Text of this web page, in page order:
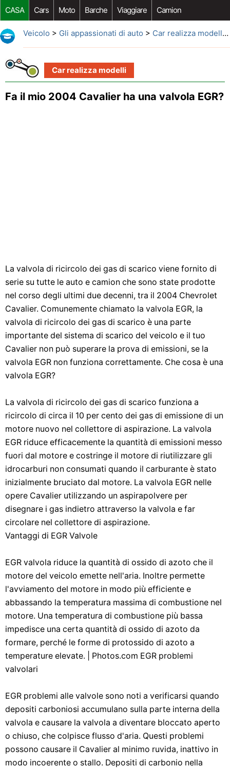
CASA Cars Moto Barche Viaggiare Camion
Riparazione Auto Acquisto Auto Car Opzioni Aftermarket
Veicolo > Gli appassionati di auto > Car realizza modelli
Car realizza modelli
Fa il mio 2004 Cavalier ha una valvola EGR?
La valvola di ricircolo dei gas di scarico viene fornito di
serie su tutte le auto e camion che sono state prodotte
nel corso degli ultimi due decenni, tra il 2004 Chevrolet
Cavalier. Comunemente chiamato la valvola EGR, la
valvola di ricircolo dei gas di scarico è una parte
importante del sistema di scarico del veicolo e il tuo
Cavalier non può superare la prova di emissioni, se la
valvola EGR non funziona correttamente. Che cosa è una
valvola EGR?
La valvola di ricircolo dei gas di scarico funziona a
ricircolo di circa il 10 per cento dei gas di emissione di un
motore nuovo nel collettore di aspirazione. La valvola
EGR riduce efficacemente la quantità di emissioni messo
fuori dal motore e costringe il motore di riutilizzare gli
idrocarburi non consumati quando il carburante è stato
inizialmente bruciato dal motore. La valvola EGR nelle
opere Cavalier utilizzando un aspirapolvere per
disegnare i gas indietro attraverso la valvola e far
circolare nel collettore di aspirazione.
Vantaggi di EGR Valvole
EGR valvola riduce la quantità di ossido di azoto che il
motore del veicolo emette nell'aria. Inoltre permette
l'avviamento del motore in modo più efficiente e
abbassando la temperatura massima di combustione nel
motore. Una temperatura di combustione più bassa
impedisce una certa quantità di ossido di azoto da
formare, perché le forme di protossido di azoto a
temperature elevate. | Photos.com EGR problemi
valvolari
EGR problemi alle valvole sono noti a verificarsi quando
depositi carboniosi accumulano sulla parte interna della
valvola e causare la valvola a diventare bloccato aperto
o chiuso, che colpisce flusso d'aria. Questi problemi
possono causare il Cavalier al minimo ruvida, inattivo in
modo incoerente o stallo. Depositi di carbonio nella